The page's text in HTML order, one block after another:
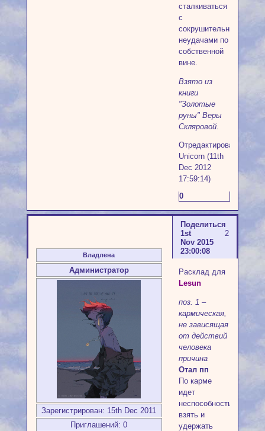
сталкиваться
с
сокрушительными
неудачами по
собственной
вине.
Взято из
книги
"Золотые
руны" Веры
Скляровой.
Отредактировано
Unicorn (11th
Dec 2012
17:59:14)
0
Поделиться
2
1st
Nov 2015
23:00:08
Владлена
Администратор
Зарегистрирован: 15th Dec 2011
Приглашений: 0
Расклад для
Lesun
поз. 1 –
кармическая,
не зависящая
от действий
человека
причина
Отал пп
По карме
идет
неспособность
взять и
удержать